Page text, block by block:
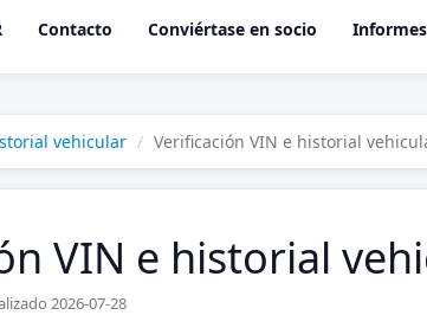
Contacto Conviértase en socio Informes
vehicular Verificación VIN e historial
VIN e historial
2026-07-28